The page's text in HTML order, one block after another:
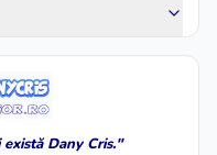
Dany Cris."